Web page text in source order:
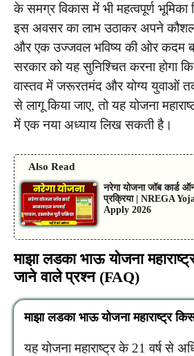
के समग्र विकास में भी महत्वपूर्ण भूमिका
इस अवसर का लाभ उठाकर अपने कौशल
और एक उज्जवल भविष्य की ओर कदम
सरकार को यह सुनिश्चित करना होगा
वास्तव में जरूरतमंद और योग्य युवाओं
से लागू किया जाए, तो यह योजना
में एक नया अध्याय लिख सकती है।
Also Read
नरेगा योजना जॉब कार्ड
प्रक्रिया | NREGA
Apply 2026
माझा लडका भाऊ योजना
जाने वाले प्रश्न (FAQ)
माझा लडका भाऊ योजना महाराष्ट्र
यह योजना महाराष्ट्र के 21 वर्ष से